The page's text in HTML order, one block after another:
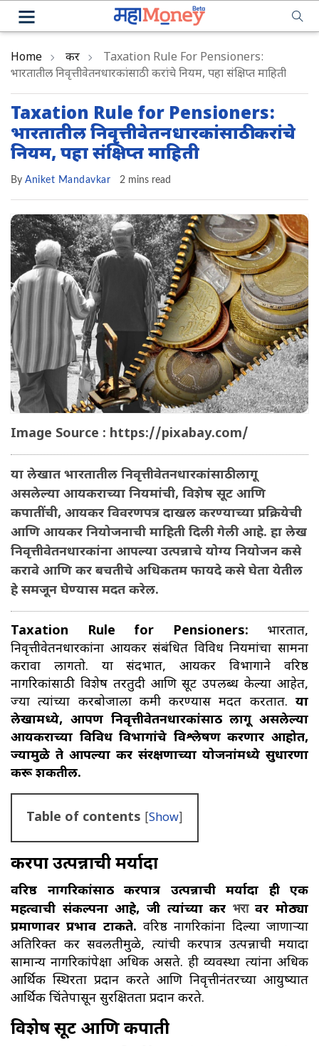
Home कर
Taxation Rule For Pensioners:
भारतातील निवृत्तीवेतनधारकांसाठी करांचे नियम, पहा संक्ष‍िप्त माहिती
Taxation Rule for Pensioners:
भारतातील निवृत्तीवेतनधारकांसाठी करांचे
नियम, पहा संक्ष‍िप्त माहिती
By Aniket Mandavkar 2 mins read
Image Source : https://pixabay.com/
या लेखात भारतातील निवृत्तीवेतनधारकांसाठी लागू
असलेल्या आयकराच्या नियमांची, विशेष सूट आणि
कपातींची, आयकर विवरणपत्र दाखल करण्याच्या प्रक्रियेची
आणि आयकर नियोजनाची माहिती दिली गेली आहे. हा लेख
निवृत्तीवेतनधारकांना आपल्या उत्पन्नाचे योग्य नियोजन कसे
करावे आणि कर बचतीचे अधिकतम फायदे कसे घेता येतील
हे समजून घेण्यास मदत करेल.
Taxation Rule for Pensioners: भारतात,
निवृत्तीवेतनधारकांना आयकर संबंधित विविध नियमांचा सामना
करावा लागतो. या संदर्भात, आयकर विभागाने वरिष्ठ
नागरिकांसाठी विशेष तरतुदी आणि सूट उपलब्ध केल्या आहेत,
ज्या त्यांच्या करबोजाला कमी करण्यास मदत करतात. या
लेखामध्ये, आपण निवृत्तीवेतनधारकांसाठी लागू असलेल्या
आयकराच्या विविध विभागांचे विश्लेषण करणार आहोत,
ज्यामुळे ते आपल्या कर संरक्षणाच्या योजनांमध्ये सुधारणा
करू शकतील.
Table of contents [Show]
करपात्र उत्पन्नाची मर्यादा
वरिष्ठ नागरिकांसाठी करपात्र उत्पन्नाची मर्यादा ही एक
महत्वाची संकल्पना आहे, जी त्यांच्या कर भरा वर मोठ्या
प्रमाणावर प्रभाव टाकते. वरिष्ठ नागरिकांना दिल्या जाणाऱ्या
अतिरिक्त कर सवलतीमुळे, त्यांची करपात्र उत्पन्नाची मर्यादा
सामान्य नागरिकांपेक्षा अधिक असते. ही व्यवस्था त्यांना अधिक
आर्थिक स्थिरता प्रदान करते आणि निवृत्तीनंतरच्या आयुष्यात
आर्थिक चिंतेपासून सुरक्षितता प्रदान करते.
विशेष सूट आणि कपाती